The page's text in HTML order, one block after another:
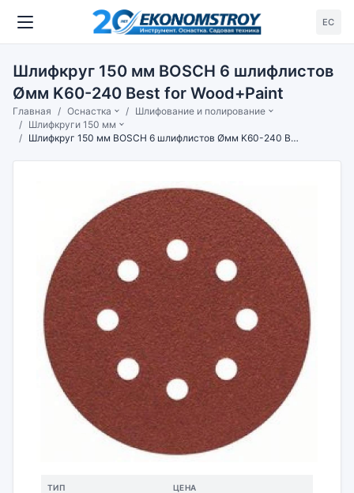
ЕС
Шлифкруг 150 мм BOSCH 6 шлифлистов
Øмм K60-240 Best for Wood+Paint
Главная Оснастка
Шлифование и полирование
Шлифкруги 150 мм
Шлифкруг 150 мм BOSCH 6 шлифлистов Øмм K60-240 Best for Wood+Paint
ТИП ЦЕНА